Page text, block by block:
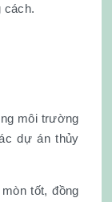
cách.
môi trường
dự án thủy
tốt, đồng